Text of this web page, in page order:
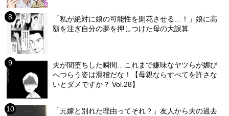
「私が絶対に娘の可能性を開花させる…！」娘に高
額を注ぎ自分の夢を押しつけた母の大誤算
夫が闇堕ちした瞬間…これまで嫌味なヤツらが媚び
へつらう姿は滑稽だな！【母親ならすべてを許さな
いとダメですか？ Vol.28】
「元嫁と別れた理由ってそれ？」友人から夫の過去